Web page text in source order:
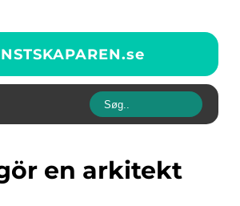
se
gör en arkitekt